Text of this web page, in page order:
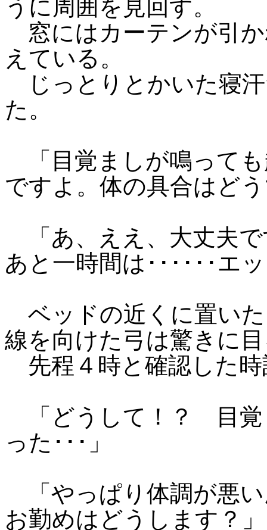
うに周囲を見回す。
窓にはカーテンが引
えている。
じっとりとかいた寝
た。
「目覚ましが鳴って
ですよ。体の具合はど
「あ、ええ、大丈夫
あと一時間は･･････エ
ベッドの近くに置い
線を向けた弓は驚きに
先程４時と確認した
「どうして！？ 目覚
った･･･」
「やっぱり体調が悪
お勤めはどうします？」